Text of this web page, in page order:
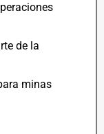
de la
minas